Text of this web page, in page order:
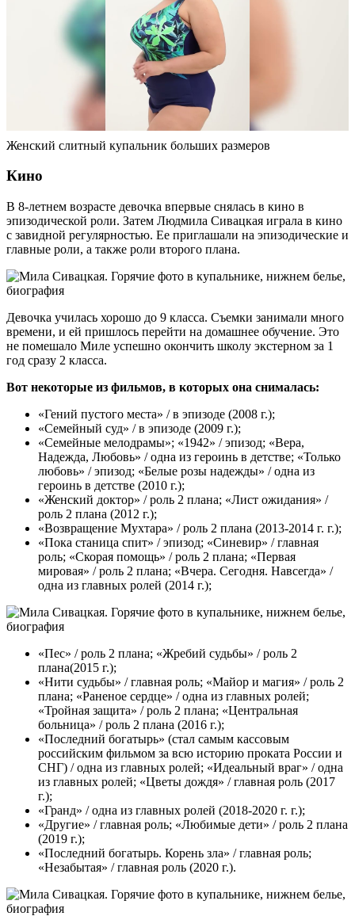
Женский слитный купальник больших размеров
Кино
В 8-летнем возрасте девочка впервые снялась в кино в
эпизодической роли. Затем Людмила Сивацкая играла в кино
с завидной регулярностью. Ее приглашали на эпизодические и
главные роли, а также роли второго плана.
Девочка училась хорошо до 9 класса. Съемки занимали много
времени, и ей пришлось перейти на домашнее обучение. Это
не помешало Миле успешно окончить школу экстерном за 1
год сразу 2 класса.
Вот некоторые из фильмов, в которых она снималась:
«Гений пустого места» / в эпизоде (2008 г.);
«Семейный суд» / в эпизоде (2009 г.);
«Семейные мелодрамы»; «1942» / эпизод; «Вера,
Надежда, Любовь» / одна из героинь в детстве; «Только
любовь» / эпизод; «Белые розы надежды» / одна из
героинь в детстве (2010 г.);
«Женский доктор» / роль 2 плана; «Лист ожидания» /
роль 2 плана (2012 г.);
«Возвращение Мухтара» / роль 2 плана (2013-2014 г. г.);
«Пока станица спит» / эпизод; «Синевир» / главная
роль; «Скорая помощь» / роль 2 плана; «Первая
мировая» / роль 2 плана; «Вчера. Сегодня. Навсегда» /
одна из главных ролей (2014 г.);
«Пес» / роль 2 плана; «Жребий судьбы» / роль 2
плана(2015 г.);
«Нити судьбы» / главная роль; «Майор и магия» / роль 2
плана; «Раненое сердце» / одна из главных ролей;
«Тройная защита» / роль 2 плана; «Центральная
больница» / роль 2 плана (2016 г.);
«Последний богатырь» (стал самым кассовым
российским фильмом за всю историю проката России и
СНГ) / одна из главных ролей; «Идеальный враг» / одна
из главных ролей; «Цветы дождя» / главная роль (2017
г.);
«Гранд» / одна из главных ролей (2018-2020 г. г.);
«Другие» / главная роль; «Любимые дети» / роль 2 плана
(2019 г.);
«Последний богатырь. Корень зла» / главная роль;
«Незабытая» / главная роль (2020 г.).